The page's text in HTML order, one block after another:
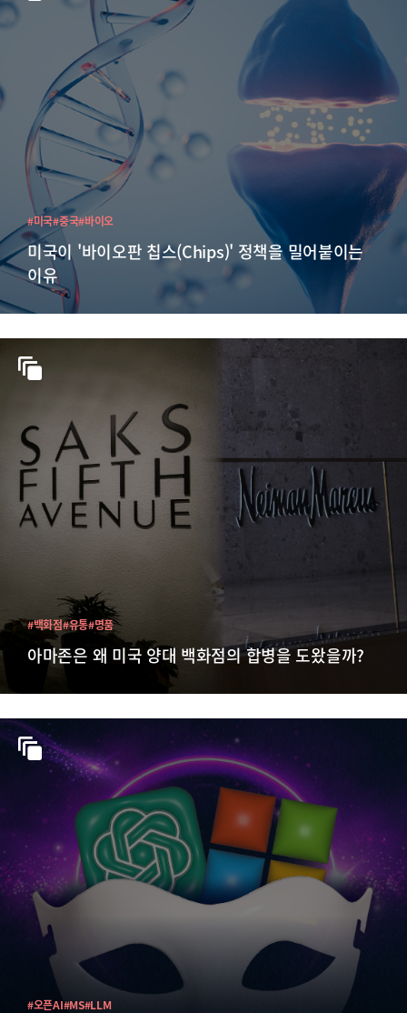
미국이 '바이오판 칩스(Chips)' 정책을 밀어붙이는
이유
#미국#중국#바이오
아마존은 왜 미국 양대 백화점의 합병을 도왔을까?
#백화점#유통#명품
#오픈AI#MS#LLM